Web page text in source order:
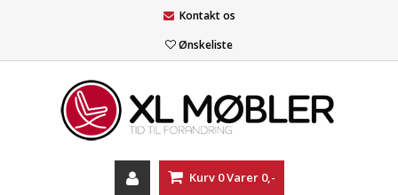
Kontakt os
Ønskeliste
Kurv 0Varer 0,-